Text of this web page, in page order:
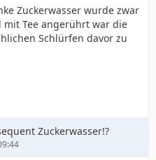
Zuckerwasser wurde zwar
Tee angerührt war die
Schlürfen davor zu
Zuckerwasser!?